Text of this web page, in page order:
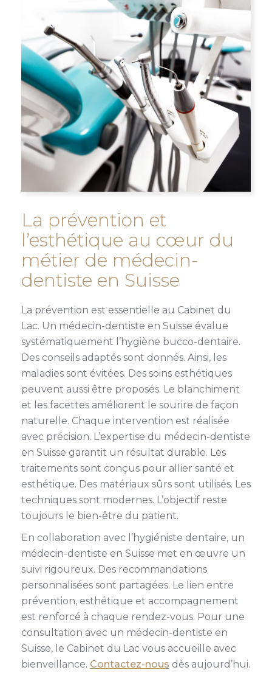
La prévention et
l’esthétique au cœur du
métier de médecin-
dentiste en Suisse
La prévention est essentielle au Cabinet du
Lac. Un médecin-dentiste en Suisse évalue
systématiquement l’hygiène bucco-dentaire.
Des conseils adaptés sont donnés. Ainsi, les
maladies sont évitées. Des soins esthétiques
peuvent aussi être proposés. Le blanchiment
et les facettes améliorent le sourire de façon
naturelle. Chaque intervention est réalisée
avec précision. L’expertise du médecin-dentiste
en Suisse garantit un résultat durable. Les
traitements sont conçus pour allier santé et
esthétique. Des matériaux sûrs sont utilisés. Les
techniques sont modernes. L’objectif reste
toujours le bien-être du patient.
En collaboration avec l’hygiéniste dentaire, un
médecin-dentiste en Suisse met en œuvre un
suivi rigoureux. Des recommandations
personnalisées sont partagées. Le lien entre
prévention, esthétique et accompagnement
est renforcé à chaque rendez-vous. Pour une
consultation avec un médecin-dentiste en
Suisse, le Cabinet du Lac vous accueille avec
bienveillance. Contactez-nous dès aujourd’hui.